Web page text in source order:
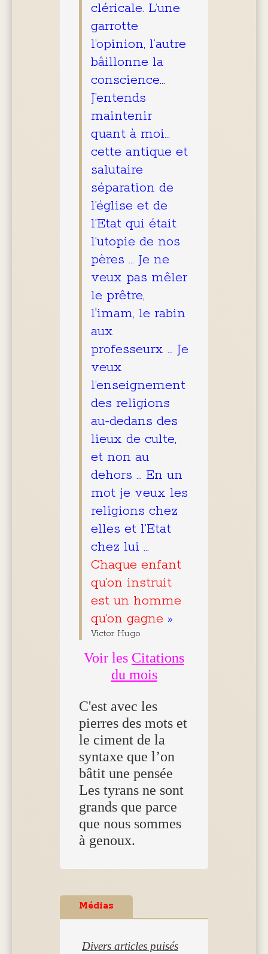
cléricale. L’une
garrotte
l’opinion, l’autre
bâillonne la
conscience…
J’entends
maintenir
quant à moi…
cette antique et
salutaire
séparation de
l’église et de
l’Etat qui était
l’utopie de nos
pères … Je ne
veux pas mêler
le prêtre,
l'imam, le rabin
aux
professeurx … Je
veux
l’enseignement
des religions
au-dedans des
lieux de culte,
et non au
dehors … En un
mot je veux les
religions chez
elles et l’Etat
chez lui …
Chaque enfant
qu’on instruit
est un homme
qu’on gagne ».
Victor Hugo
Voir les Citations
du mois
C'est avec les
pierres des mots et
le ciment de la
syntaxe que l’on
bâtit une pensée
Les tyrans ne sont
grands que parce
que nous sommes
à genoux.
Médias
Divers articles puisés